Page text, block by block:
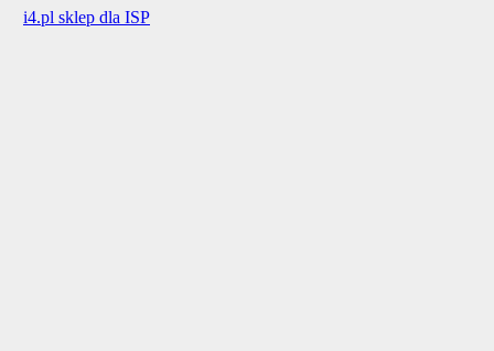
i4.pl sklep dla ISP